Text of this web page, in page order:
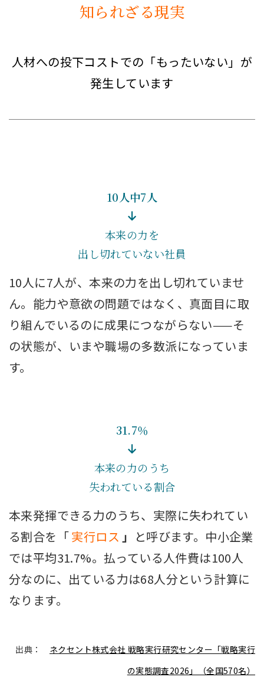
知られざる現実
人材への投下コストでの「もったいない」が
発生しています
10人中7人
本来の力を
出し切れていない社員
10人に7人が、本来の力を出し切れていませ
ん。能力や意欲の問題ではなく、真面目に取
り組んでいるのに成果につながらない——そ
の状態が、いまや職場の多数派になっていま
す。
31.7％
本来の力のうち
失われている割合
本来発揮できる力のうち、実際に失われてい
る割合を「実行ロス 」 と呼びます。中小企業
では平均31.7%。払っている人件費は100人
分なのに、出ている力は68人分という計算に
なります。
出典： ネクセント株式会社 戦略実行研究センター「戦略実行
の実態調査2026」（全国570名）